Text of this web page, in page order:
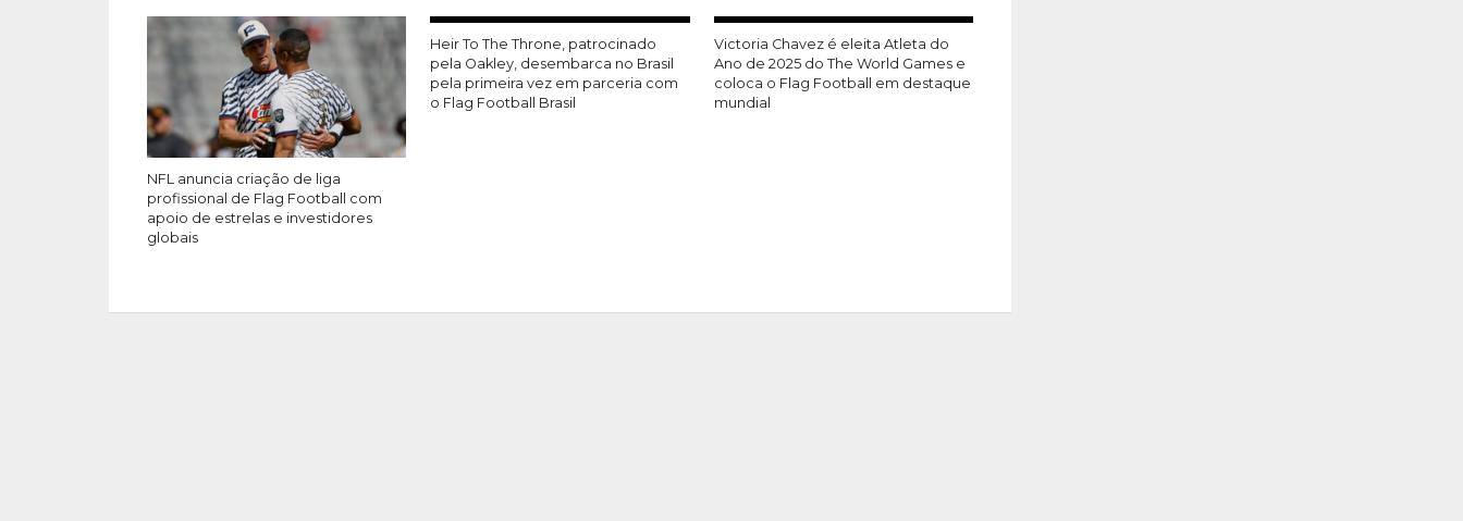
NFL anuncia criação de liga
profissional de Flag Football com
apoio de estrelas e investidores
globais
Heir To The Throne, patrocinado
pela Oakley, desembarca no Brasil
pela primeira vez em parceria com
o Flag Football Brasil
Victoria Chavez é eleita Atleta do
Ano de 2025 do The World Games e
coloca o Flag Football em destaque
mundial